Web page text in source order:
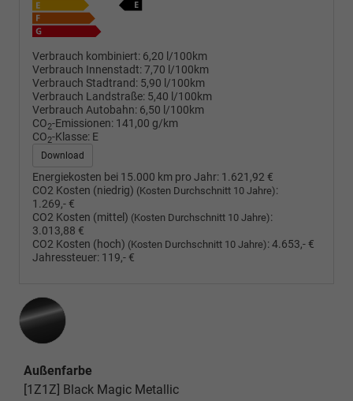
Verbrauch kombiniert: 6,20 l/100km
Verbrauch Innenstadt:7,70 l/100km
Verbrauch Stadtrand: 5,90 l/100km
Verbrauch Landstraße: 5,40 l/100km
Verbrauch Autobahn: 6,50 l/100km
CO2-Emissionen: 141,00 g/km
CO2-Klasse: E
Download
Energiekosten bei 15.000 km pro Jahr: 1.621,92 €
CO2 Kosten (niedrig) (Kosten Durchschnitt 10 Jahre):
1.269,- €
CO2 Kosten (mittel) (Kosten Durchschnitt 10 Jahre):
3.013,88 €
CO2 Kosten (hoch) (Kosten Durchschnitt 10 Jahre):4.653,- €
Jahressteuer: 119,- €
Außenfarbe
[1Z1Z] Black Magic Metallic